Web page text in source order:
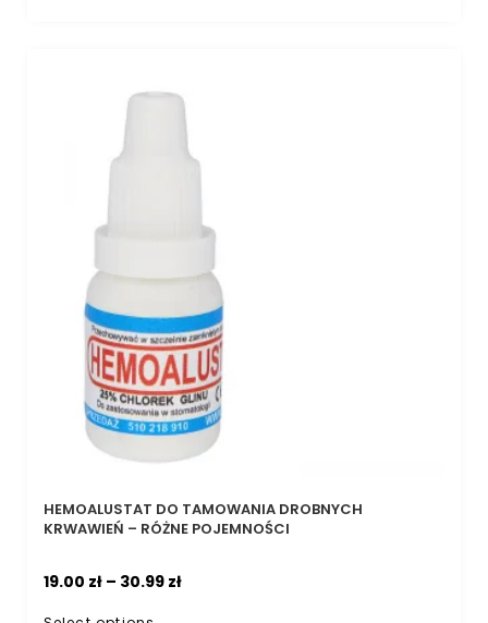
HEMOALUSTAT DO TAMOWANIA DROBNYCH
KRWAWIEŃ – RÓŻNE POJEMNOŚCI
19.00 zł– 30.99 zł